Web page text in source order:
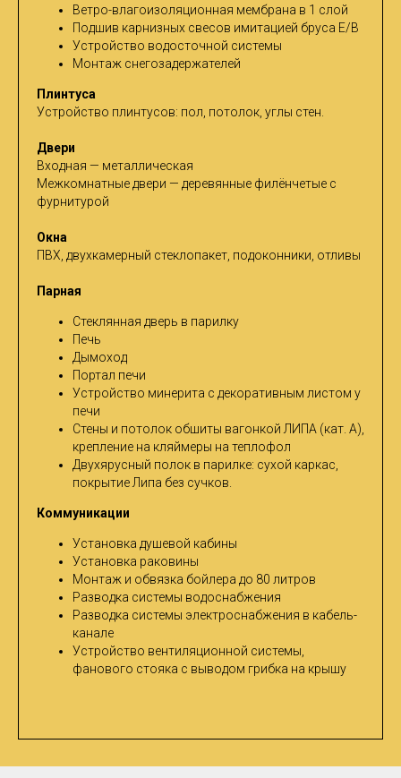
Ветро-влагоизоляционная мембрана в 1 слой
Подшив карнизных свесов имитацией бруса Е/В
Устройство водосточной системы
Монтаж снегозадержателей
Плинтуса
Устройство плинтусов: пол, потолок, углы стен.
Двери
Входная — металлическая
Межкомнатные двери — деревянные филёнчетые с
фурнитурой
Окна
ПВХ, двухкамерный стеклопакет, подоконники, отливы
Парная
Стеклянная дверь в парилку
Печь
Дымоход
Портал печи
Устройство минерита с декоративным листом у
печи
Стены и потолок обшиты вагонкой ЛИПА (кат. А),
крепление на кляймеры на теплофол
Двухярусный полок в парилке: сухой каркас,
покрытие Липа без сучков.
Коммуникации
Установка душевой кабины
Установка раковины
Монтаж и обвязка бойлера до 80 литров
Разводка системы водоснабжения
Разводка системы электроснабжения в кабель-
канале
Устройство вентиляционной системы,
фанового стояка с выводом грибка на крышу